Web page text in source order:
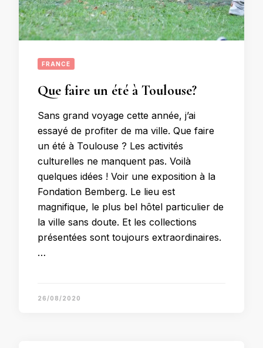
FRANCE
Que faire un été à Toulouse?
Sans grand voyage cette année, j’ai
essayé de profiter de ma ville. Que faire
un été à Toulouse ? Les activités
culturelles ne manquent pas. Voilà
quelques idées ! Voir une exposition à la
Fondation Bemberg. Le lieu est
magnifique, le plus bel hôtel particulier de
la ville sans doute. Et les collections
présentées sont toujours extraordinaires.
…
26/08/2020